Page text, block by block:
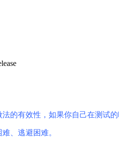
的有效性，如果你自己在测试
、逃避困难。